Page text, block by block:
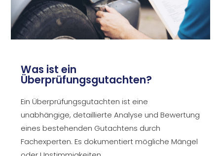
Was ist ein
Überprüfungsgutachten?
Ein Überprüfungsgutachten ist eine
unabhängige, detaillierte Analyse und Bewertung
eines bestehenden Gutachtens durch
Fachexperten. Es dokumentiert mögliche Mängel